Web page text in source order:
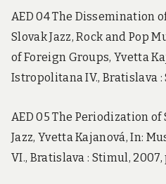
AED 04 The Dissemination
Slovak Jazz, Rock and Pop
of Foreign Groups, Yvetta
Istropolitana IV., Bratislava
AED 05 The Periodization of
Jazz, Yvetta Kajanová, In:
VI., Bratislava : Stimul, 2007,